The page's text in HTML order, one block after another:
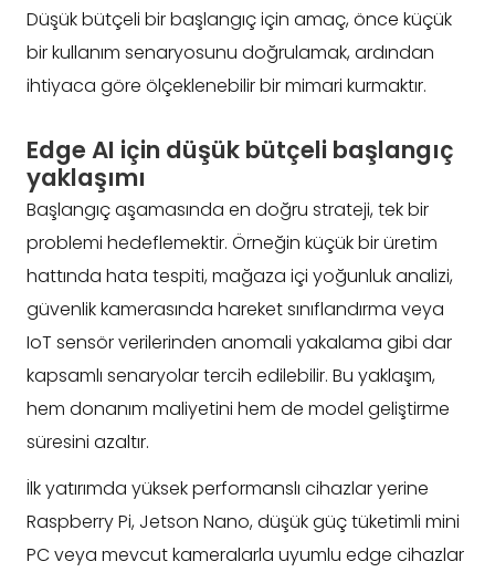
Düşük bütçeli bir başlangıç için amaç, önce küçük
bir kullanım senaryosunu doğrulamak, ardından
ihtiyaca göre ölçeklenebilir bir mimari kurmaktır.
Edge AI için düşük bütçeli başlangıç
yaklaşımı
Başlangıç aşamasında en doğru strateji, tek bir
problemi hedeflemektir. Örneğin küçük bir üretim
hattında hata tespiti, mağaza içi yoğunluk analizi,
güvenlik kamerasında hareket sınıflandırma veya
IoT sensör verilerinden anomali yakalama gibi dar
kapsamlı senaryolar tercih edilebilir. Bu yaklaşım,
hem donanım maliyetini hem de model geliştirme
süresini azaltır.
İlk yatırımda yüksek performanslı cihazlar yerine
Raspberry Pi, Jetson Nano, düşük güç tüketimli mini
PC veya mevcut kameralarla uyumlu edge cihazlar